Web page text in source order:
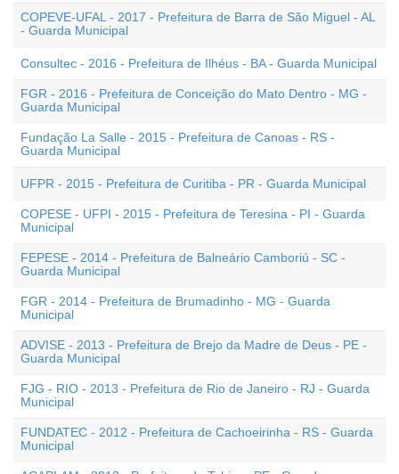
COPEVE-UFAL - 2017 - Prefeitura de Barra de São Miguel - AL
- Guarda Municipal
Consultec - 2016 - Prefeitura de Ilhéus - BA - Guarda Municipal
FGR - 2016 - Prefeitura de Conceição do Mato Dentro - MG -
Guarda Municipal
Fundação La Salle - 2015 - Prefeitura de Canoas - RS -
Guarda Municipal
UFPR - 2015 - Prefeitura de Curitiba - PR - Guarda Municipal
COPESE - UFPI - 2015 - Prefeitura de Teresina - PI - Guarda
Municipal
FEPESE - 2014 - Prefeitura de Balneário Camboriú - SC -
Guarda Municipal
FGR - 2014 - Prefeitura de Brumadinho - MG - Guarda
Municipal
ADVISE - 2013 - Prefeitura de Brejo da Madre de Deus - PE -
Guarda Municipal
FJG - RIO - 2013 - Prefeitura de Rio de Janeiro - RJ - Guarda
Municipal
FUNDATEC - 2012 - Prefeitura de Cachoeirinha - RS - Guarda
Municipal